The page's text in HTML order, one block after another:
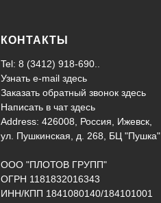
КОНТАКТЫ
Tel: 8 (3412) 918-690..
Узнать e-mail здесь
Заказать обратный звонок здесь
Написать в чатздесь
Address: 426008, Россия, Ижевск,
ул. Пушкинская, д. 268, БЦ "Пушка"
ООО "ПЛОТОВ ГРУПП"
ОГРН 1181832016343
ИНН/КПП 1841080140/184101001